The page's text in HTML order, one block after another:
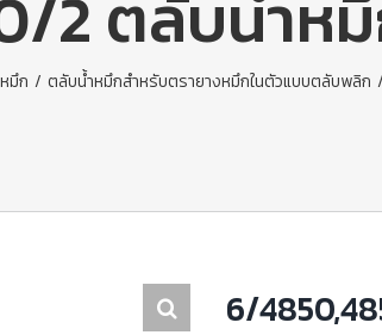
มึก / ตลับน้ำหมึกสำหรับตรายางหมึกในตัวแบบตลับพลิก /
6/